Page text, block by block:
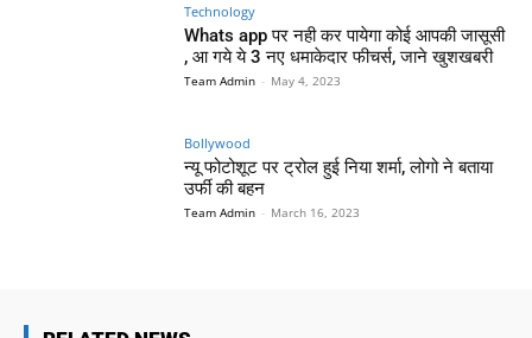
Technology
Whats app पर नही कर पायेगा कोई आपकी जासूसी
, आ गये ये 3 नए धमाकेदार फीचर्स, जाने खुशखबरी
Team Admin - May 4, 2023
Bollywood
न्यू फोटोशूट पर ट्रोल हुई निया शर्मा, लोगो ने बताया
उर्फी की बहन
Team Admin - March 16, 2023